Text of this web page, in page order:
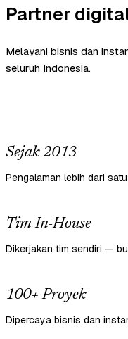
Partner
Melayani bisnis dan
seluruh Indonesia.
Sejak 2013
Pengalaman lebih dari
Tim In-House
Dikerjakan tim sendiri —
100+ Proyek
Dipercaya bisnis dan